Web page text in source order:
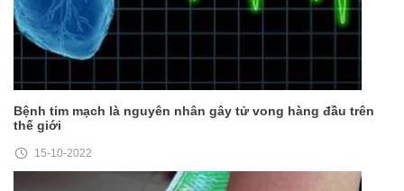
Bệnh tim mạch là nguyên nhân gây tử vong hàng đầu trên
thế giới
15-10-2022